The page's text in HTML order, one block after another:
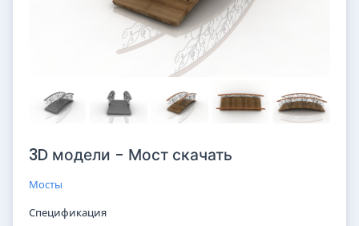
3D модели - Мост скачать
Мосты
Спецификация